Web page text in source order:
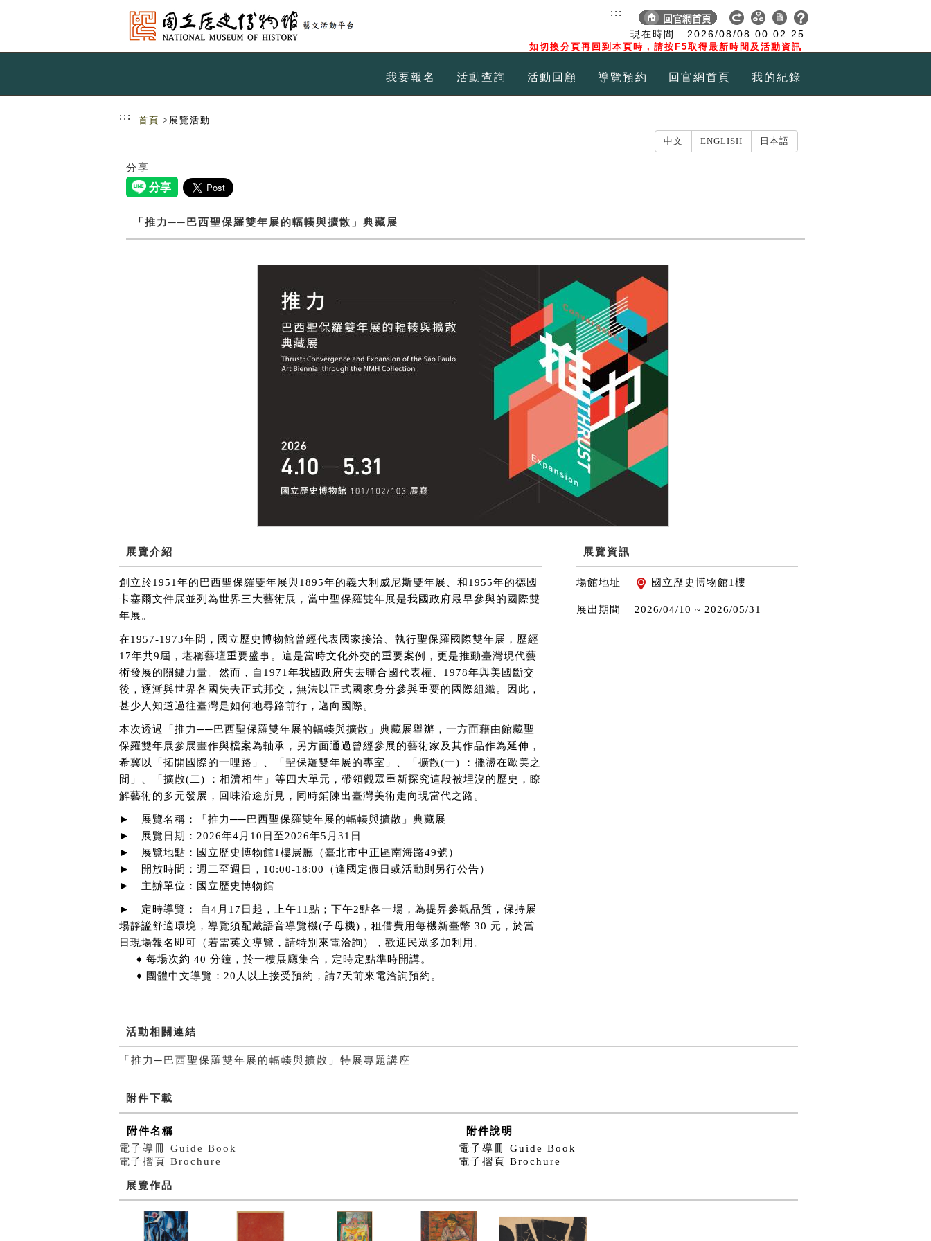
現在時間 : 2026/08/08 00:02:26
如切換分頁再回到本頁時，請按F5取得最新時間及活動資訊
:::
我要報名 活動查詢 活動回顧 導覽預約 回官網首頁 我的紀錄
::: 首頁 >展覽活動
中文
ENGLISH 日本語
分享
「推力──巴西聖保羅雙年展的輻輳與擴散」典藏展
展覽介紹
創立於1951年的巴西聖保羅雙年展與1895年的義大利威尼斯雙年展、和1955年的德國
卡塞爾文件展並列為世界三大藝術展，當中聖保羅雙年展是我國政府最早參與的國際雙
年展。
在1957-1973年間，國立歷史博物館曾經代表國家接洽、執行聖保羅國際雙年展，歷經
17年共9屆，堪稱藝壇重要盛事。這是當時文化外交的重要案例，更是推動臺灣現代藝
術發展的關鍵力量。然而，自1971年我國政府失去聯合國代表權、1978年與美國斷交
後，逐漸與世界各國失去正式邦交，無法以正式國家身分參與重要的國際組織。因此，
甚少人知道過往臺灣是如何地尋路前行，邁向國際。
本次透過「推力──巴西聖保羅雙年展的輻輳與擴散」典藏展舉辦，一方面藉由館藏聖
保羅雙年展參展畫作與檔案為軸承，另方面通過曾經參展的藝術家及其作品作為延伸，
希冀以「拓開國際的一哩路」、「聖保羅雙年展的專室」、「擴散(一) ：擺盪在歐美之
間」、「擴散(二) ：相濟相生」等四大單元，帶領觀眾重新探究這段被埋沒的歷史，瞭
解藝術的多元發展，回味沿途所見，同時鋪陳出臺灣美術走向現當代之路。
► 展覽名稱：「推力──巴西聖保羅雙年展的輻輳與擴散」典藏展
► 展覽日期：2026年4月10日至2026年5月31日
► 展覽地點：國立歷史博物館1樓展廳（臺北市中正區南海路49號）
► 開放時間：週二至週日，10:00-18:00（逢國定假日或活動則另行公告）
► 主辦單位：國立歷史博物館
► 定時導覽： 自4月17日起，上午11點；下午2點各一場，為提昇參觀品質，保持展
場靜謐舒適環境，導覽須配戴語音導覽機(子母機)，租借費用每機新臺幣 30 元，於當
日現場報名即可（若需英文導覽，請特別來電洽詢），歡迎民眾多加利用。
♦ 每場次約 40 分鐘，於一樓展廳集合，定時定點準時開講。
♦ 團體中文導覽：20人以上接受預約，請7天前來電洽詢預約。
展覽資訊
場館地址 國立歷史博物館1樓
展出期間 2026/04/10 ~ 2026/05/31
活動相關連結
「推力─巴西聖保羅雙年展的輻輳與擴散」特展專題講座
附件下載
附件名稱
附件說明
電子導冊 Guide Book
電子導冊 Guide Book
電子摺頁 Brochure
電子摺頁 Brochure
展覽作品